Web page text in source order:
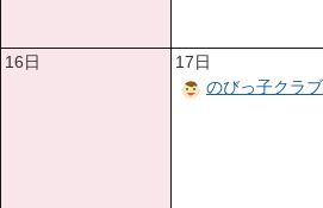
16日
17日
のびっ子クラブ